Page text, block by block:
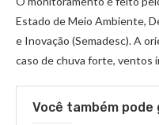
Estado de Meio Ambiente,
e Inovação (Semadesc). A
caso de chuva forte, ventos
Você também